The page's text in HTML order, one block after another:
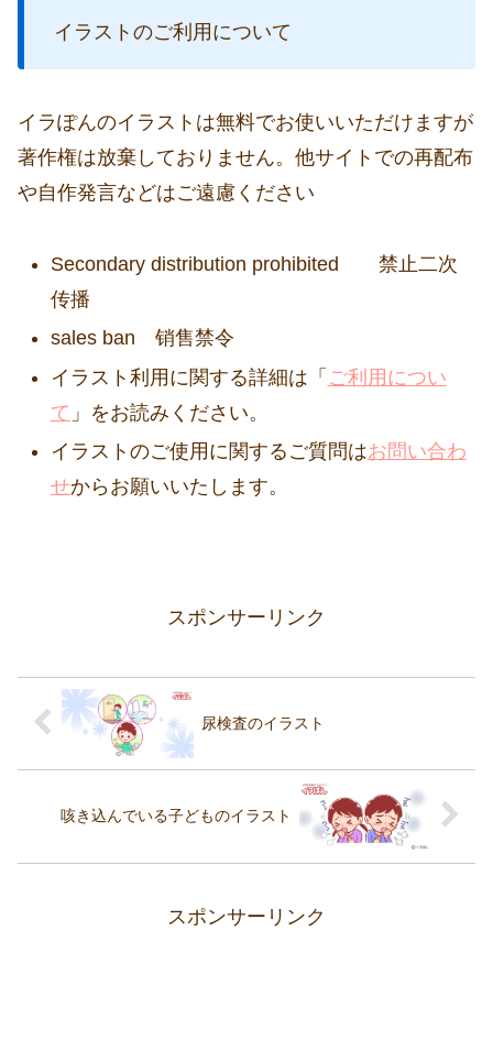
イラストのご利用について
イラぽんのイラストは無料でお使いいただけますが
著作権は放棄しておりません。他サイトでの再配布
や自作発言などはご遠慮ください
Secondary distribution prohibited 禁止二次
传播
sales ban 销售禁令
イラスト利用に関する詳細は「 ご利用につい
て 」をお読みください。
イラストのご使用に関するご質問はお問い合わ
せからお願いいたします。
スポンサーリンク
尿検査のイラスト
咳き込んでいる子どものイラスト
スポンサーリンク